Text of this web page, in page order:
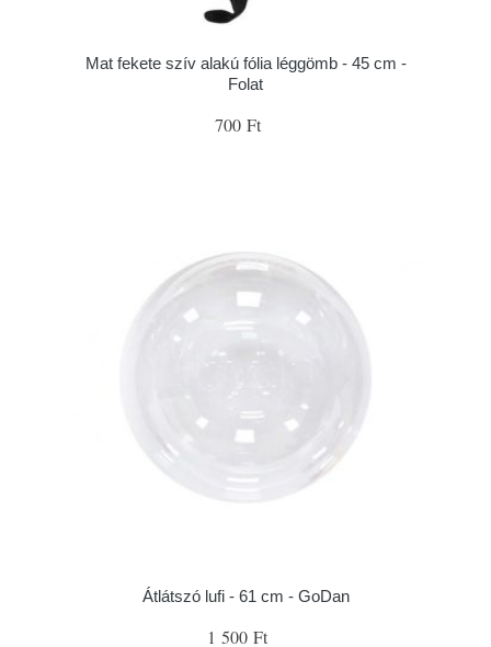
Mat fekete szív alakú fólia léggömb - 45 cm -
Folat
700 Ft
Átlátszó lufi - 61 cm - GoDan
1 500 Ft